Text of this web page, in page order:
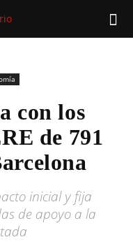
con los
de 791
inicial y fija
de apoyo a la